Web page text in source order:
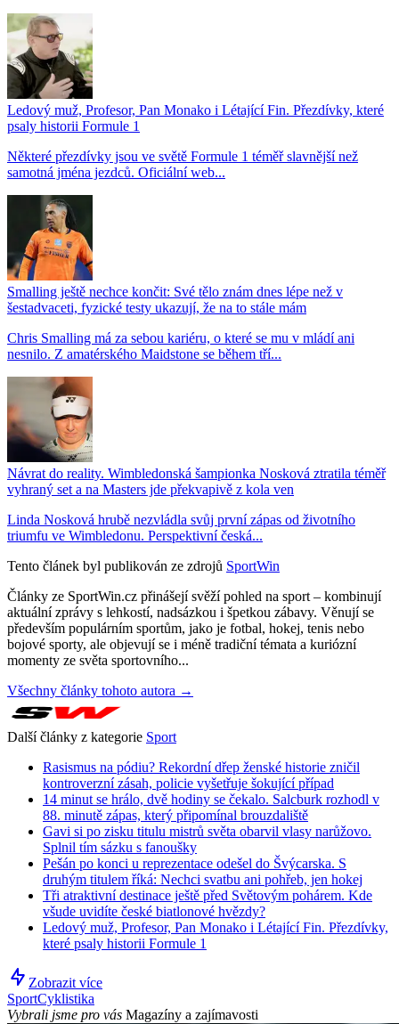
Ledový muž, Profesor, Pan Monako i Létající Fin. Přezdívky, které
psaly historii Formule 1
Některé přezdívky jsou ve světě Formule 1 téměř slavnější než
samotná jména jezdců. Oficiální web...
Smalling ještě nechce končit: Své tělo znám dnes lépe než v
šestadvaceti, fyzické testy ukazují, že na to stále mám
Chris Smalling má za sebou kariéru, o které se mu v mládí ani
nesnilo. Z amatérského Maidstone se během tří...
Návrat do reality. Wimbledonská šampionka Nosková ztratila téměř
vyhraný set a na Masters jde překvapivě z kola ven
Linda Nosková hrubě nezvládla svůj první zápas od životního
triumfu ve Wimbledonu. Perspektivní česká...
Tento článek byl publikován ze zdrojů SportWin
Články ze SportWin.cz přinášejí svěží pohled na sport – kombinují
aktuální zprávy s lehkostí, nadsázkou i špetkou zábavy. Věnují se
především populárním sportům, jako je fotbal, hokej, tenis nebo
bojové sporty, ale objevují se i méně tradiční témata a kuriózní
momenty ze světa sportovního...
Všechny články tohoto autora →
Další články z kategorie Sport
Rasismus na pódiu? Rekordní dřep ženské historie zničil
kontroverzní zásah, policie vyšetřuje šokující případ
14 minut se hrálo, dvě hodiny se čekalo. Salcburk rozhodl v
88. minutě zápas, který připomínal brouzdaliště
Gavi si po zisku titulu mistrů světa obarvil vlasy narůžovo.
Splnil tím sázku s fanoušky
Pešán po konci u reprezentace odešel do Švýcarska. S
druhým titulem říká: Nechci svatbu ani pohřeb, jen hokej
Tři atraktivní destinace ještě před Světovým pohárem. Kde
všude uvidíte české biatlonové hvězdy?
Ledový muž, Profesor, Pan Monako i Létající Fin. Přezdívky,
které psaly historii Formule 1
Zobrazit více
SportCyklistika
Vybrali jsme pro vás Magazíny a zajímavosti